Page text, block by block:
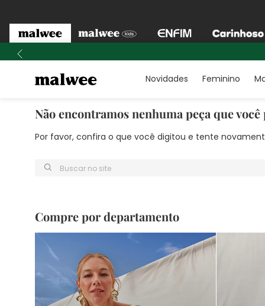
Novidades Feminino
Não encontramos nenhuma peça que
Por favor, confira o que você digitou e tente
Buscar no site
Compre por departamento